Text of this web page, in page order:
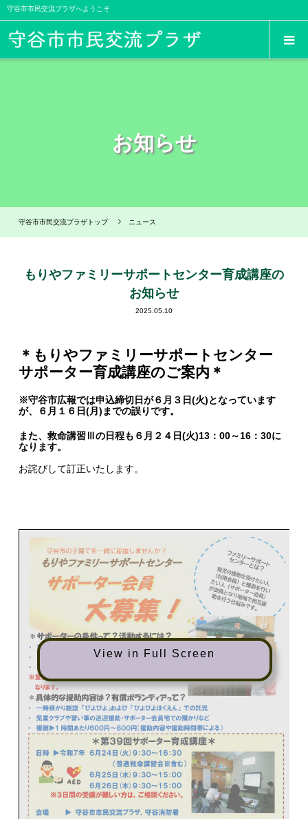
守谷市市民交流プラザへようこそ
お知らせ
守谷市市民交流プラザトップ ニュース
もりやファミリーサポートセンター育成講座の
お知らせ
2025.05.10
＊もりやファミリーサポートセンター
サポーター育成講座のご案内＊
※守谷市広報では申込締切日が６月３日(火)となっています
が、６月１６日(月)までの誤りです。
また、救命講習Ⅲの日程も６月２４日(火)13：00～16：30に
なります。
お詫びして訂正いたします。
View in Full Screen